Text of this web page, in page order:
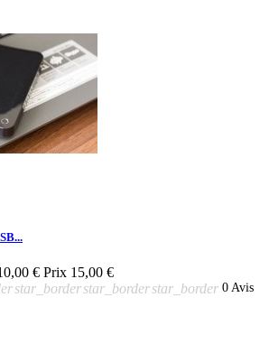
€ Prix 15,00 €
star_borderstar_borderstar_border 0 Avis